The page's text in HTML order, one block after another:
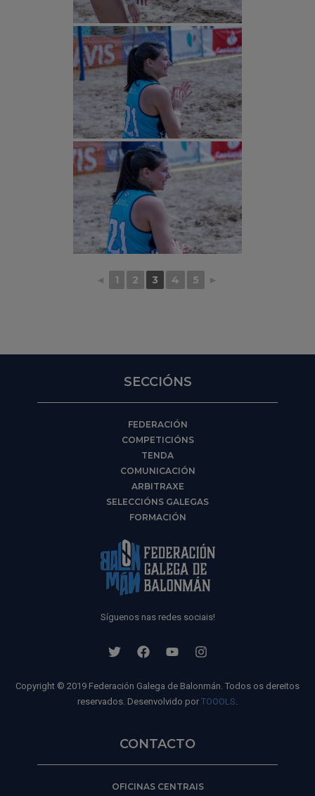
◄ 1 2 3 4 5 ►
SECCIÓNS
FEDERACIÓN
COMPETICIÓNS
TENDA
COMUNICACIÓN
ARBITRAXE
SELECCIÓNS GALEGAS
FORMACIÓN
Síguenos nas redes sociais!
Copyright © 2019 Federación Galega de Balonmán. Todos os dereitos
reservados. Desenvolvido por TOOOLS
CONTACTO
OFICINAS CENTRAIS